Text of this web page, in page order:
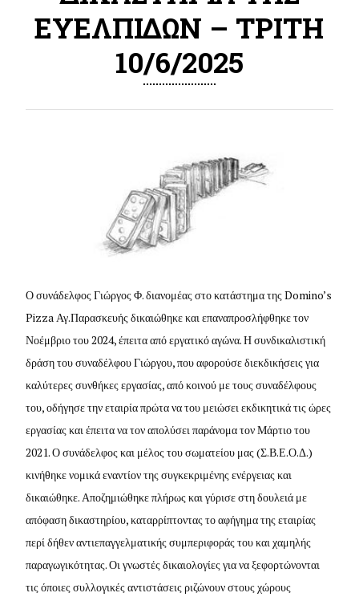
ΕΥΕΛΠΙΔΩΝ – ΤΡΙΤΗ
10/6/2025
Ο συνάδελφος Γιώργος Φ. διανομέας στο κατάστημα της Domino’s
Pizza Αγ.Παρασκευής δικαιώθηκε και επαναπροσλήφθηκε τον
Νοέμβριο του 2024, έπειτα από εργατικό αγώνα. Η συνδικαλιστική
δράση του συναδέλφου Γιώργου, που αφορούσε διεκδικήσεις για
καλύτερες συνθήκες εργασίας, από κοινού με τους συναδέλφους
του, οδήγησε την εταιρία πρώτα να του μειώσει εκδικητικά τις ώρες
εργασίας και έπειτα να τον απολύσει παράνομα τον Μάρτιο του
2021. Ο συνάδελφος και μέλος του σωματείου μας (Σ.Β.Ε.Ο.Δ.)
κινήθηκε νομικά εναντίον της συγκεκριμένης ενέργειας και
δικαιώθηκε. Αποζημιώθηκε πλήρως και γύρισε στη δουλειά με
απόφαση δικαστηρίου, καταρρίπτοντας το αφήγημα της εταιρίας
περί δήθεν αντιεπαγγελματικής συμπεριφοράς του και χαμηλής
παραγωγικότητας. Οι γνωστές δικαιολογίες για να ξεφορτώνονται
τις όποιες συλλογικές αντιστάσεις ριζώνουν στους χώρους